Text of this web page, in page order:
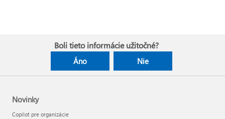
Boli tieto informácie užitočné?
Áno Nie
Novinky
Copilot pre organizácie